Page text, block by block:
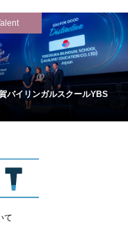
バイリンガルスクールYBS
て